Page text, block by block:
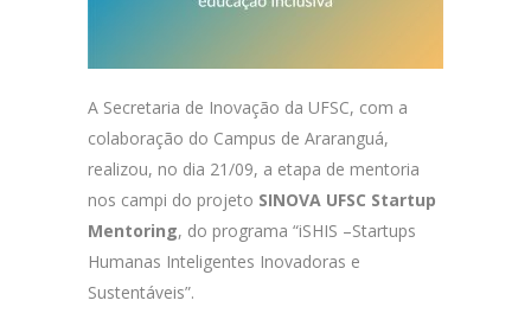
A Secretaria de Inovação da UFSC, com a
colaboração do Campus de Araranguá,
realizou, no dia 21/09, a etapa de mentoria
nos campi do projeto SINOVA UFSC Startup
Mentoring, do programa “iSHIS –Startups
Humanas Inteligentes Inovadoras e
Sustentáveis”.